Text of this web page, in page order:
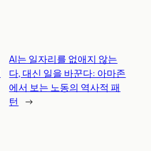
AI는 일자리를 없애지 않는
다, 대신 일을 바꾼다: 아마존
에서 보는 노동의 역사적 패
턴
→